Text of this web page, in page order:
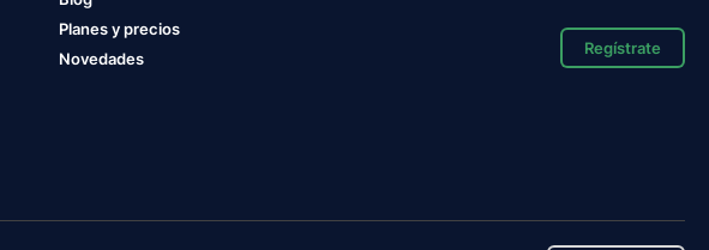
Planes y precios
Novedades
Regístrate